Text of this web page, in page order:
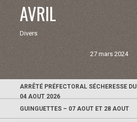
AVRIL
Divers
27 mars 2024
ARRÊTÉ PRÉFECTORAL SÉCHERESSE DU
04 AOUT 2026
GUINGUETTES – 07 AOUT ET 28 AOUT